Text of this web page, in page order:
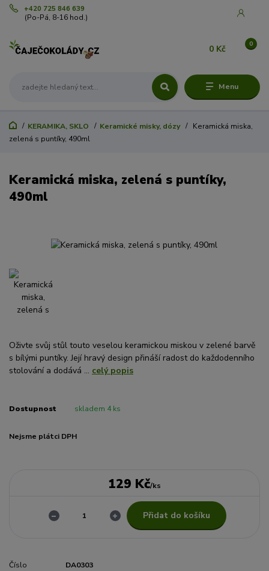
Menu
+420 725 846 639
(Po-Pá, 8-16 hod.)
0
0 Kč
KERAMIKA, SKLO Keramické misky, dózy
Keramická miska,
zelená s puntíky, 490ml
Keramická miska, zelená s puntíky,
490ml
Oživte svůj stůl touto veselou keramickou miskou v zelené barvě
s bílými puntíky. Její hravý design přináší radost do každodenního
stolování a dodává ... celý popis
Dostupnost skladem 4 ks
Nejsme plátci DPH
129 Kč/ks
Přidat do košíku
Číslo
DA0303